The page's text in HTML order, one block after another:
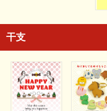
干支